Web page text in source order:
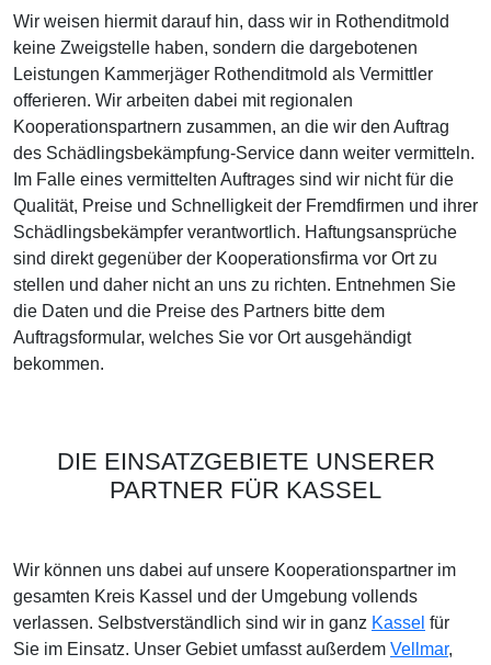
Wir weisen hiermit darauf hin, dass wir in Rothenditmold
keine Zweigstelle haben, sondern die dargebotenen
Leistungen Kammerjäger Rothenditmold als Vermittler
offerieren. Wir arbeiten dabei mit regionalen
Kooperationspartnern zusammen, an die wir den Auftrag
des Schädlingsbekämpfung-Service dann weiter vermitteln.
Im Falle eines vermittelten Auftrages sind wir nicht für die
Qualität, Preise und Schnelligkeit der Fremdfirmen und ihrer
Schädlingsbekämpfer verantwortlich. Haftungsansprüche
sind direkt gegenüber der Kooperationsfirma vor Ort zu
stellen und daher nicht an uns zu richten. Entnehmen Sie
die Daten und die Preise des Partners bitte dem
Auftragsformular, welches Sie vor Ort ausgehändigt
bekommen.
DIE EINSATZGEBIETE UNSERER
PARTNER FÜR KASSEL
Wir können uns dabei auf unsere Kooperationspartner im
gesamten Kreis Kassel und der Umgebung vollends
verlassen. Selbstverständlich sind wir in ganz Kassel für
Sie im Einsatz. Unser Gebiet umfasst außerdem Vellmar,